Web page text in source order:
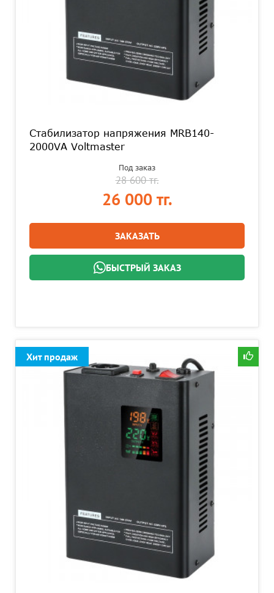
Стабилизатор напряжения MRB140-
2000VA Voltmaster
Под заказ
28 600 тг.
26 000 тг.
ЗАКАЗАТЬ
БЫСТРЫЙ ЗАКАЗ
Хит продаж